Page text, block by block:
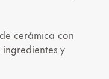
cerámica con
y